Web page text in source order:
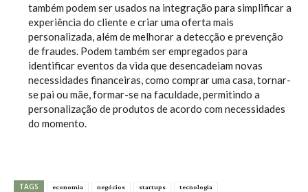
também podem ser usados na integração para simplificar a
experiência do cliente e criar uma oferta mais
personalizada, além de melhorar a detecção e prevenção
de fraudes. Podem também ser empregados para
identificar eventos da vida que desencadeiam novas
necessidades financeiras, como comprar uma casa, tornar-
se pai ou mãe, formar-se na faculdade, permitindo a
personalização de produtos de acordo com necessidades
do momento.
TAGS economia negócios startups tecnologia